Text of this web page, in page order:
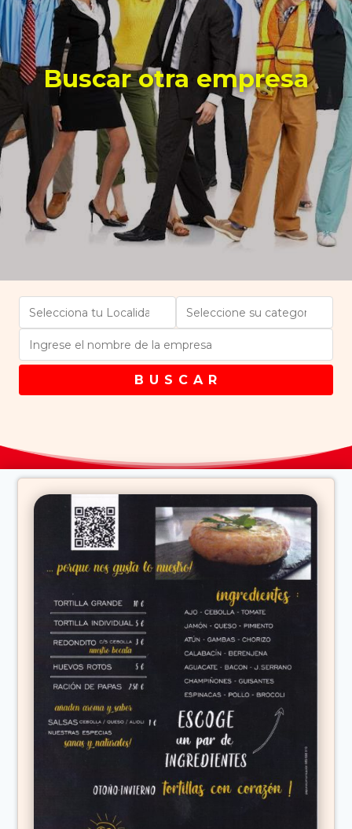
Buscar otra empresa
B U S C A R